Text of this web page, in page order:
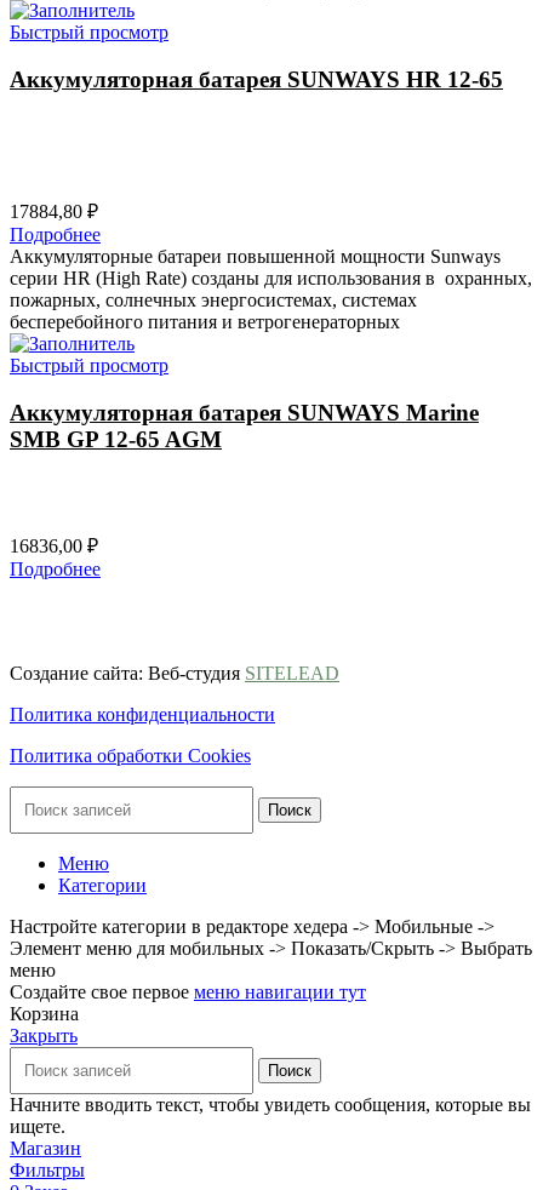
Быстрый просмотр
Аккумуляторная батарея SUNWAYS HR 12-65
17884,80 ₽
Подробнее
Аккумуляторные батареи повышенной мощности Sunways
серии HR (High Rate) созданы для использования в охранных,
пожарных, солнечных энергосистемах, системах
бесперебойного питания и ветрогенераторных
Быстрый просмотр
Аккумуляторная батарея SUNWAYS Marine
SMB GP 12-65 AGM
16836,00 ₽
Подробнее
Создание сайта: Веб-студия SITELEAD
Политика конфиденциальности
Политика обработки Cookies
Поиск
Меню
Категории
Настройте категории в редакторе хедера -> Мобильные ->
Элемент меню для мобильных -> Показать/Скрыть -> Выбрать
меню
Создайте свое первое меню навигации тут
Корзина
Закрыть
Поиск
Начните вводить текст, чтобы увидеть сообщения, которые вы
ищете.
Магазин
Фильтры